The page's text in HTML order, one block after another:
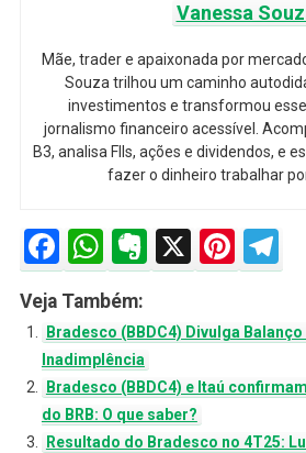
Vanessa
Mãe, trader e apaixonada por
Souza trilhou um caminho
investimentos e transformou
jornalismo financeiro acessível.
B3, analisa FIIs, ações e dividendos, e
fazer o dinheiro trabalhar
Facebook
WhatsApp
Evernote
X
Veja Também:
Bradesco (BBDC4) Divulga
Inadimplência
Bradesco (BBDC4) e Itaú
do BRB: O que saber?
Resultado do Bradesco no 4T25: